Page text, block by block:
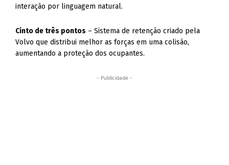
interação por linguagem natural.
Cinto de três pontos – Sistema de retenção criado pela
Volvo que distribui melhor as forças em uma colisão,
aumentando a proteção dos ocupantes.
- Publicidade -